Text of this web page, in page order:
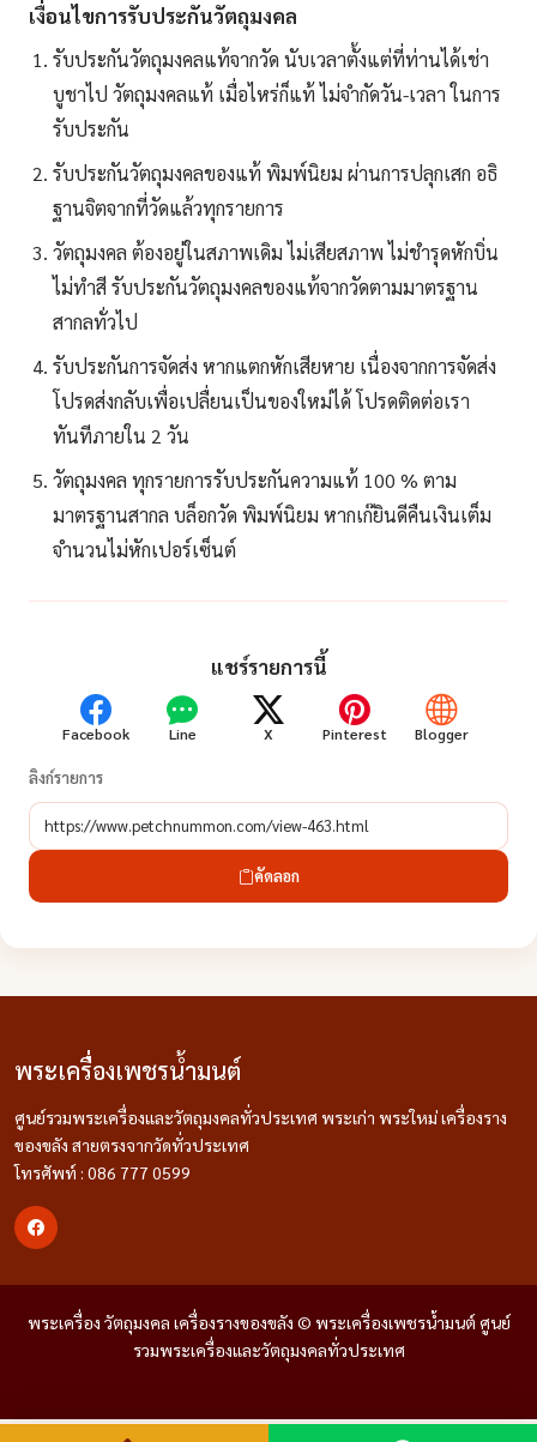
เงื่อนไขการรับประกันวัตถุมงคล
รับประกันวัตถุมงคลแท้จากวัด นับเวลาตั้งแต่ที่ท่านได้เช่า
บูชาไป วัตถุมงคลแท้ เมื่อไหร่ก็แท้ ไม่จำกัดวัน-เวลา ในการ
รับประกัน
รับประกันวัตถุมงคลของแท้ พิมพ์นิยม ผ่านการปลุกเสก อธิ
ฐานจิตจากที่วัดแล้วทุกรายการ
วัตถุมงคล ต้องอยู่ในสภาพเดิม ไม่เสียสภาพ ไม่ชำรุดหักบิ่น
ไม่ทำสี รับประกันวัตถุมงคลของแท้จากวัดตามมาตรฐาน
สากลทั่วไป
รับประกันการจัดส่ง หากแตกหักเสียหาย เนื่องจากการจัดส่ง
โปรดส่งกลับเพื่อเปลื่ยนเป็นของใหม่ได้ โปรดติดต่อเรา
ทันทีภายใน 2 วัน
วัตถุมงคล ทุกรายการรับประกันความแท้ 100 % ตาม
มาตรฐานสากล บล็อกวัด พิมพ์นิยม หากเก๊ยินดีคืนเงินเต็ม
จำนวนไม่หักเปอร์เซ็นต์
แชร์รายการนี้
Facebook Line X Pinterest Blogger
ลิงก์รายการ
คัดลอก
พระเครื่องเพชรน้ำมนต์
ศูนย์รวมพระเครื่องและวัตถุมงคลทั่วประเทศ พระเก่า พระใหม่ เครื่องราง
ของขลัง สายตรงจากวัดทั่วประเทศ
โทรศัพท์ : 086 777 0599
พระเครื่อง วัตถุมงคล เครื่องรางของขลัง © พระเครื่องเพชรน้ำมนต์ ศูนย์
รวมพระเครื่องและวัตถุมงคลทั่วประเทศ